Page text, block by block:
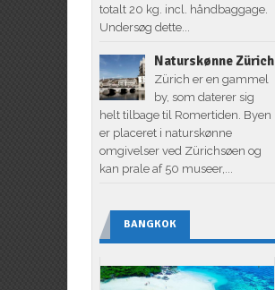
totalt 20 kg. incl. håndbaggage.
Undersøg dette...
Naturskønne Zürich
Zürich er en gammel
by, som daterer sig
helt tilbage til Romertiden. Byen
er placeret i naturskønne
omgivelser ved Zürichsøen og
kan prale af 50 museer,...
BANGKOK